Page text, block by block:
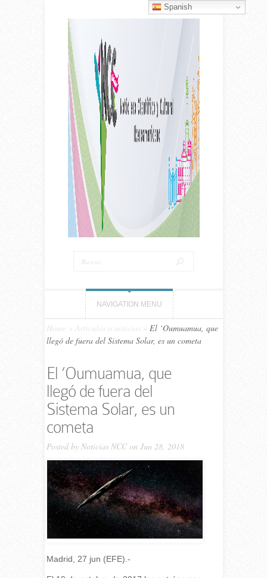
NAVIGATION MENU
Home Artículos o noticias
El ‘Oumuamua, que
llegó de fuera del Sistema Solar, es un cometa
El ‘Oumuamua, que
llegó de fuera del
Sistema Solar, es un
cometa
Posted by Noticias NCCon Jun 28, 2018
Madrid, 27 jun (EFE).-
Spanish